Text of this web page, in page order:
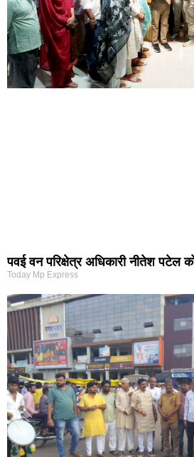
पवई वन परिक्षेत्र अधिकारी नीतेश पटेल को
Today Mp Express